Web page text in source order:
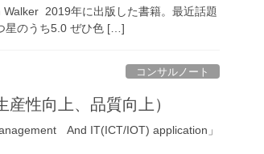
2019年に出版した書籍。最近話題
星のうち5.0 ぜひ色 […]
コンサルノート
性向上、品質向上）
And IT(ICT/IOT) application」